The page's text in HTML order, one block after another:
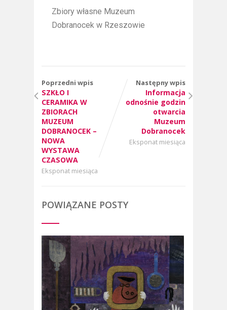
Zbiory własne Muzeum
Dobranocek w Rzeszowie
Poprzedni wpis
SZKŁO I
CERAMIKA W
ZBIORACH
MUZEUM
DOBRANOCEK –
NOWA
WYSTAWA
CZASOWA
Eksponat miesiąca
Następny wpis
Informacja
odnośnie godzin
otwarcia
Muzeum
Dobranocek
Eksponat miesiąca
POWIĄZANE POSTY